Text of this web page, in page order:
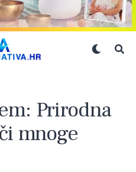
Prirodna
mnoge